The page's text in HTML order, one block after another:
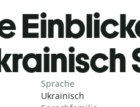
Sprache
Ukrainisch